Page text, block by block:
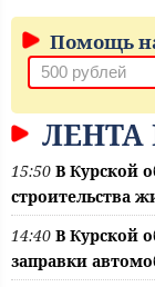
Помощь
ЛЕНТА
15:50 В Курской
строительства
14:40 В Курской
заправки